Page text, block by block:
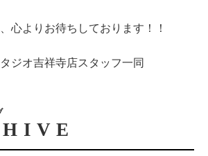
心よりお待ちしております！！
ジオ吉祥寺店スタッフ一同